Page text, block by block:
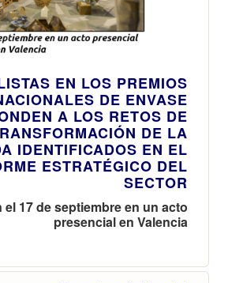
EN LOS PREMIOS
DE ENVASE
A LOS RETOS DE
DE LA
IDENTIFICADOS EN EL
ESTRATÉGICO DEL
SECTOR
el 17 de septiembre en un acto
presencial en Valencia